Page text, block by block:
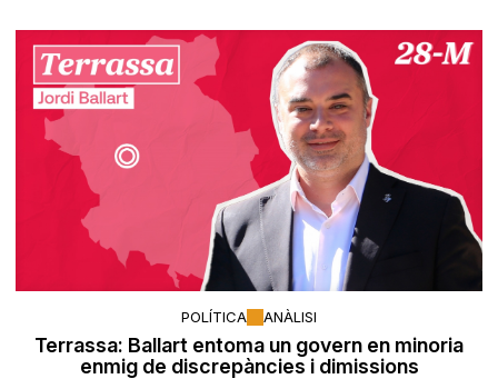
POLÍTICA ANÀLISI
Terrassa: Ballart entoma un govern en minoria
enmig de discrepàncies i dimissions